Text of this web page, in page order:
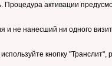
активации
и не нанесший ни одного
кнопку